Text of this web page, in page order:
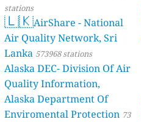
stations
🇱🇰AirShare - National
Air Quality Network, Sri
Lanka 573968 stations
Alaska DEC- Division Of Air
Quality Information,
Alaska Department Of
Enviromental Protection 73